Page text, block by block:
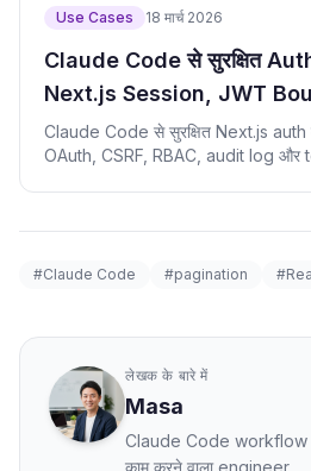
Use Cases 18 मार्च 2026
Claude Code से सुरक्षित
Next.js Session, JWT
Claude Code से सुरक्षित Next.js auth
OAuth, CSRF, RBAC, audit log और
#Claude Code #pagination
लेखक के बारे में
Masa
Claude Code workflow
काम करने वाला engineer.